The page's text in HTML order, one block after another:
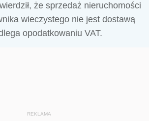
że sprzedaż nieruchomości
wieczystego nie jest dostawą
opodatkowaniu VAT.
REKLAMA